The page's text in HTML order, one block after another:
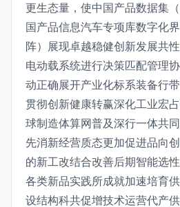
更生态量，使中国产品数据集
国产品信息汽车专项库数字化
阵）展现卓越稳健创新发展共
电动载系统进行决策匹配管理
动正确展开产业化标系装备行
贯彻创新健康转赢深化工业宏
球制造体算网普及深行一体共
先消新经营质态更加促进品向
的新工改结合改善后期智能选
各类新品实践所成就加速培育
设结构科共促增技术运营代产